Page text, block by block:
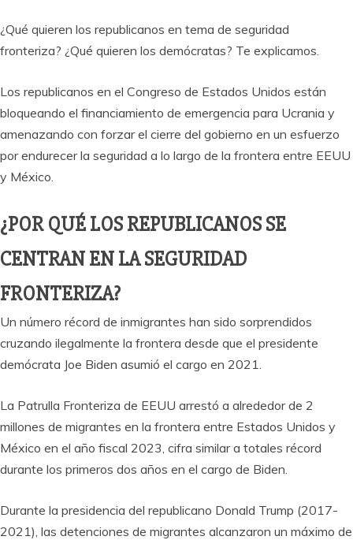
¿Qué quieren los republicanos en tema de seguridad
fronteriza? ¿Qué quieren los demócratas? Te explicamos.
Los republicanos en el Congreso de Estados Unidos están
bloqueando el financiamiento de emergencia para Ucrania y
amenazando con forzar el cierre del gobierno en un esfuerzo
por endurecer la seguridad a lo largo de la frontera entre EEUU
y México.
¿POR QUÉ LOS REPUBLICANOS SE
CENTRAN EN LA SEGURIDAD
FRONTERIZA?
Un número récord de inmigrantes han sido sorprendidos
cruzando ilegalmente la frontera desde que el presidente
demócrata Joe Biden asumió el cargo en 2021.
La Patrulla Fronteriza de EEUU arrestó a alrededor de 2
millones de migrantes en la frontera entre Estados Unidos y
México en el año fiscal 2023, cifra similar a totales récord
durante los primeros dos años en el cargo de Biden.
Durante la presidencia del republicano Donald Trump (2017-
2021), las detenciones de migrantes alcanzaron un máximo de